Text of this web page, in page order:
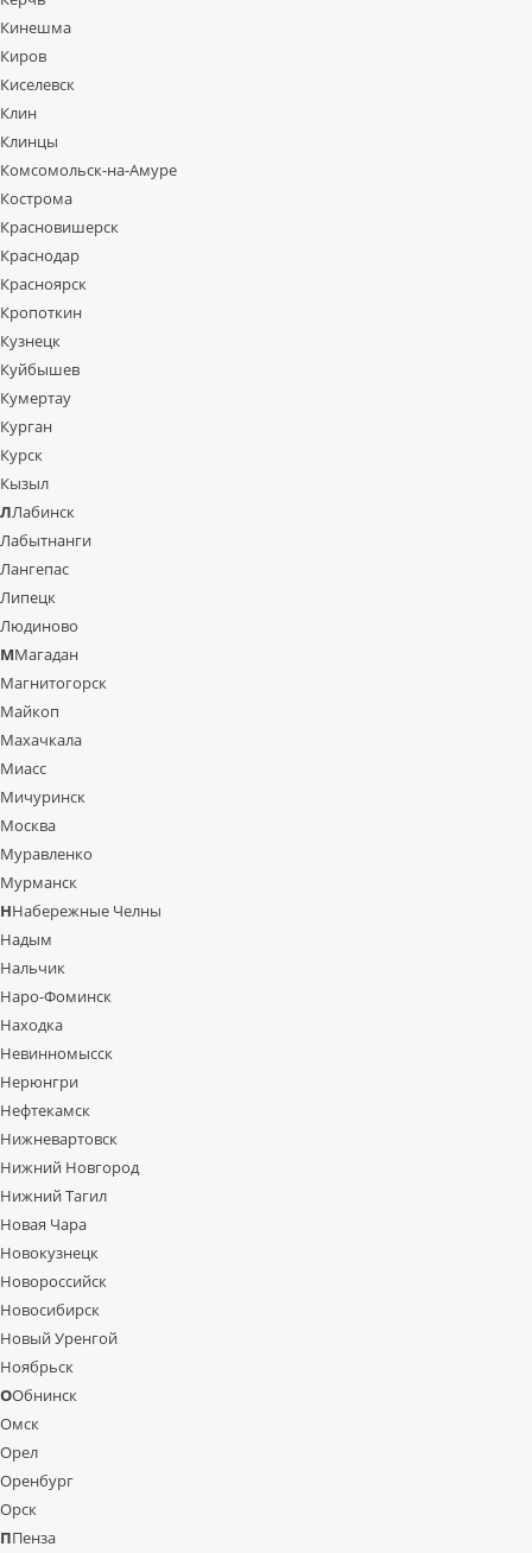
Кинешма
Киров
Киселевск
Клин
Клинцы
Комсомольск-на-Амуре
Кострома
Красновишерск
Краснодар
Красноярск
Кропоткин
Кузнецк
Куйбышев
Кумертау
Курган
Курск
Кызыл
ЛЛабинск
Лабытнанги
Лангепас
Липецк
Людиново
ММагадан
Магнитогорск
Майкоп
Махачкала
Миасс
Мичуринск
Москва
Муравленко
Мурманск
ННабережные Челны
Надым
Нальчик
Наро-Фоминск
Находка
Невинномысск
Нерюнгри
Нефтекамск
Нижневартовск
Нижний Новгород
Нижний Тагил
Новая Чара
Новокузнецк
Новороссийск
Новосибирск
Новый Уренгой
Ноябрьск
ООбнинск
Омск
Орел
Оренбург
Орск
ППенза